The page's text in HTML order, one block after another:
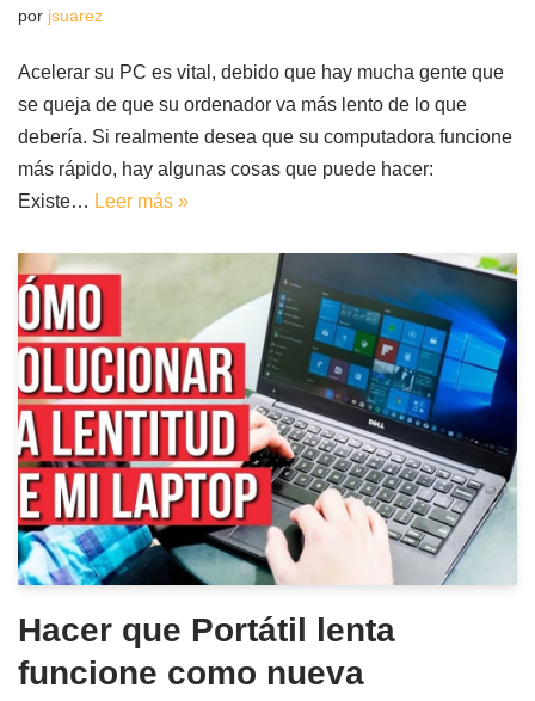
por jsuarez
Acelerar su PC es vital, debido que hay mucha gente que
se queja de que su ordenador va más lento de lo que
debería. Si realmente desea que su computadora funcione
más rápido, hay algunas cosas que puede hacer:
Existe… Leer más »
Hacer que Portátil lenta
funcione como nueva